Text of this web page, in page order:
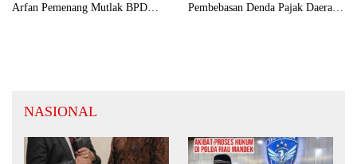
Arfan Pemenang Mutlak BPD
Pembebasan Denda Pajak Daerah
NASIONAL